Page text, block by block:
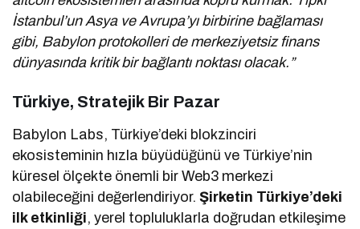
İstanbul’un Asya ve Avrupa’yı birbirine bağlaması
gibi, Babylon protokolleri de merkeziyetsiz finans
dünyasında kritik bir bağlantı noktası olacak.”
Türkiye, Stratejik Bir Pazar
Babylon Labs, Türkiye’deki blokzinciri
ekosisteminin hızla büyüdüğünü ve Türkiye’nin
küresel ölçekte önemli bir Web3 merkezi
olabileceğini değerlendiriyor.Şirketin Türkiye’deki
ilk etkinliği, yerel topluluklarla doğrudan etkileşime